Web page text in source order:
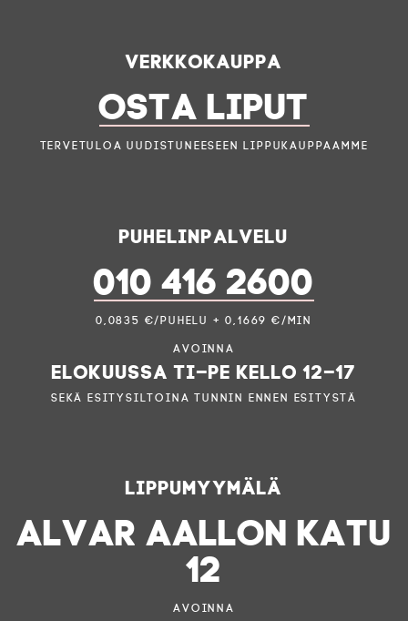
Verkkokauppa
OSTA LIPUT
Tervetuloa uudistuneeseen lippukauppaamme
Puhelinpalvelu
010 416 2600
0,0835 €/puhelu + 0,1669 €/min
Avoinna
elokuussa ti–pe kello 12–17
sekä esitysiltoina tunnin ennen esitystä
Lippumyymälä
ALVAR AALLON KATU
12
Avoinna